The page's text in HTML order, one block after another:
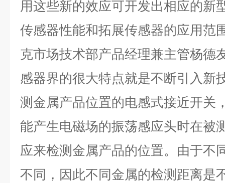
用这些新的效应可开发出相应的新
传感器性能和拓展传感器的应用范
克市场技术部产品经理兼主管杨德
感器界的很大特点就是不断引入新
测金属产品位置的电感式接近开关
能产生电磁场的振荡感应头时在被
应来检测金属产品的位置。由于不
不同，因此不同金属的检测距离是